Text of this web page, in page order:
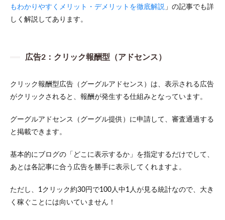
が生
まれ
3.4
スキ
身に
つく
こと
副業
ブロ
収益
げる
の3
ップ
もわかりやすくメリット・デメリットを徹底解説 」の記事でも詳
しく解説してあります。
広告2：クリック報酬型（アドセンス）
クリック報酬型広告（グーグルアドセンス）は、表示される広告
がクリックされると、報酬が発生する仕組みとなっています。
グーグルアドセンス（グーグル提供）に申請して、審査通過する
と掲載できます。
基本的にブログの「どこに表示するか」を指定するだけでして、
あとは各記事に合う広告を勝手に表示してくれますよ。
ただし、1クリック約30円で100人中1人が見る統計なので、大き
く稼ぐことには向いていません！